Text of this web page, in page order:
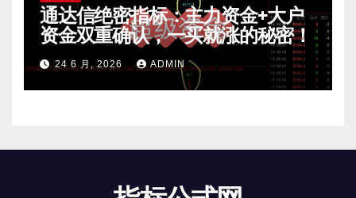
通达信绝密指标：主力资金+大户
资金双重确认，一买就涨的秘密！
24 6 月, 2026 ADMIN